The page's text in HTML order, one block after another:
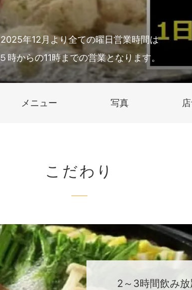
2025年12月より全ての曜日営業時間は
５時からの11時までの営業となります。
メニュー 写真
こだわり
2～3時間飲み